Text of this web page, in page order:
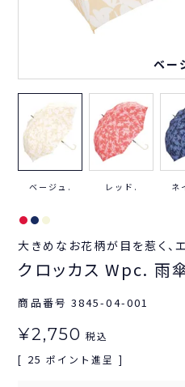
ベー
ベージュ. レッド. ネ
大きめなお花柄が目を惹く、
クロッカス Wpc. 雨
商品番号 3845-04-001
¥2,750 税込
[ 25 ポイント進呈 ]